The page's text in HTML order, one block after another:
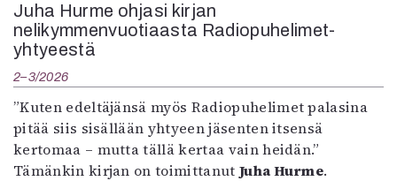
Juha Hurme ohjasi kirjan
nelikymmenvuotiaasta Radiopuhelimet-
yhtyeestä
2–3/2026
”Kuten edeltäjänsä myös Radiopuhelimet palasina
pitää siis sisällään yhtyeen jäsenten itsensä
kertomaa – mutta tällä kertaa vain heidän.”
Tämänkin kirjan on toimittanut Juha Hurme.